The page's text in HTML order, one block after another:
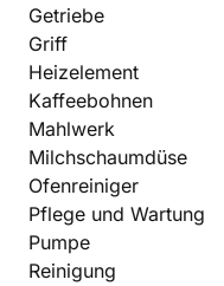
Getriebe
Griff
Heizelement
Kaffeebohnen
Mahlwerk
Milchschaumdüse
Ofenreiniger
Pflege und Wartung
Pumpe
Reinigung